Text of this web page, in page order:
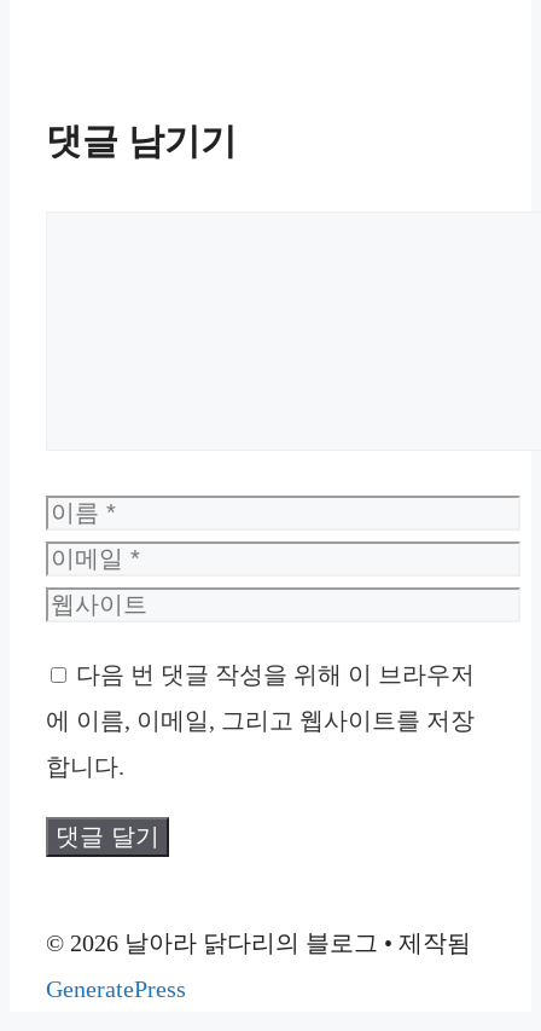
댓글 남기기
이
름
이
메
웹
트
다음 번 댓글 작성을 위해 이 브라우저
에 이름, 이메일, 그리고 웹사이트를 저장
합니다.
© 2026 날아라 닭다리의 블로그 • 제작됨
GeneratePress